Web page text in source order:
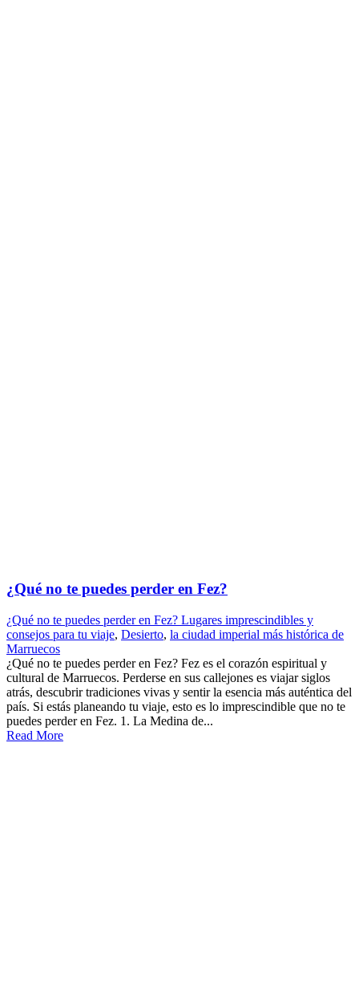
¿Qué no te puedes perder en Fez?
¿Qué no te puedes perder en Fez? Lugares imprescindibles y
consejos para tu viaje, Desierto, la ciudad imperial más histórica de
Marruecos
¿Qué no te puedes perder en Fez? Fez es el corazón espiritual y
cultural de Marruecos. Perderse en sus callejones es viajar siglos
atrás, descubrir tradiciones vivas y sentir la esencia más auténtica del
país. Si estás planeando tu viaje, esto es lo imprescindible que no te
puedes perder en Fez. 1. La Medina de...
Read More